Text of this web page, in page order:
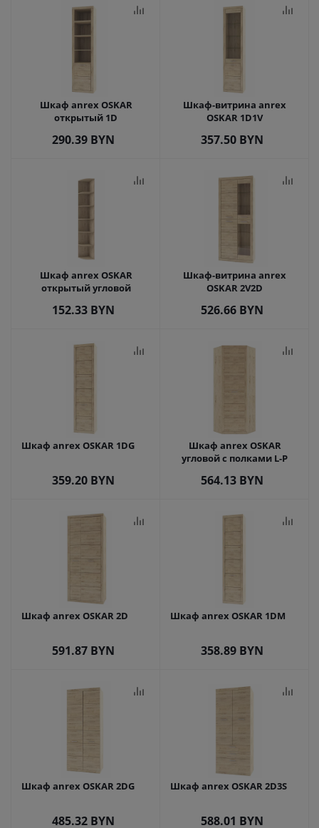
Шкаф anrex OSKAR
открытый 1D
290.39 BYN
Шкаф-витрина anrex
OSKAR 1D1V
357.50 BYN
Шкаф anrex OSKAR
открытый угловой
152.33 BYN
Шкаф-витрина anrex
OSKAR 2V2D
526.66 BYN
Шкаф anrex OSKAR 1DG
359.20 BYN
Шкаф anrex OSKAR
угловой с полками L-P
564.13 BYN
Шкаф anrex OSKAR 2D
591.87 BYN
Шкаф anrex OSKAR 1DM
358.89 BYN
Шкаф anrex OSKAR 2DG
485.32 BYN
Шкаф anrex OSKAR 2D3S
588.01 BYN